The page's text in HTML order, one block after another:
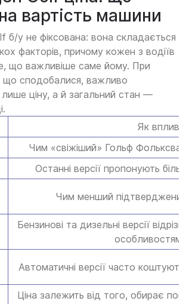
вартість машини
б/у не фіксована: вона складається
факторів, причому кожен з водіїв
що важливіше саме йому. При
що сподобалися, важливо
ціну, а й загальний стан —
Як
Чим «свіжіший» Гольф
Останні версії пропонують
Чим менший підтверджений
Бензинові та дизельні версії
Автоматичні версії часто
Ціна залежить від того, обирає